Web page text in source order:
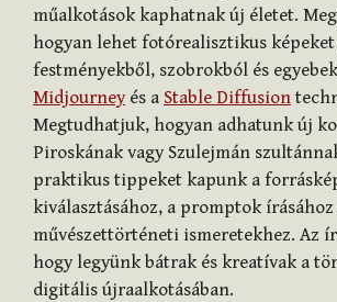
műalkotások kaphatnak új életet.
hogyan lehet fotórealisztikus
festményekből, szobrokból és
Midjourneyés a Stable Diffusion
Megtudhatjuk, hogyan adhatunk új
Piroskának vagy Szulejmán
praktikus tippeket kapunk a
kiválasztásához, a promptok írásához
művészettörténeti ismeretekhez. Az
hogy legyünk bátrak és kreatívak a
digitális újraalkotásában.